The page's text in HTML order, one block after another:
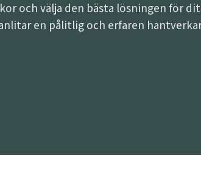
och välja den bästa lösningen för
en pålitlig och erfaren